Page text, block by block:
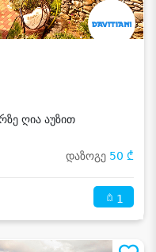
ღია აუზით
დაზოგე 50 ₾
1